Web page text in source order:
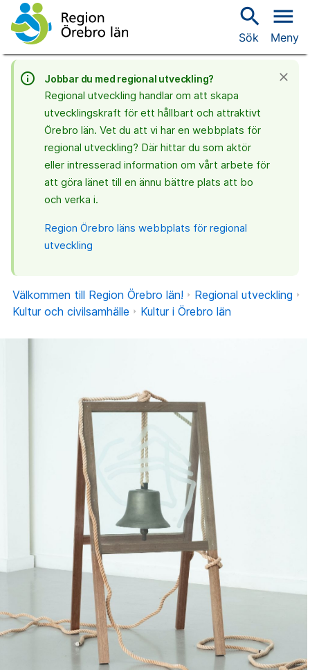
search
Sök
menu
Meny
info_outline
Jobbar du med regional utveckling?
Regional utveckling handlar om att skapa
utvecklingskraft för ett hållbart och attraktivt
Örebro län. Vet du att vi har en webbplats för
regional utveckling? Där hittar du som aktör
eller intresserad information om vårt arbete för
att göra länet till en ännu bättre plats att bo
och verka i.
Region Örebro läns webbplats för regional
utveckling
close
Välkommen till Region Örebro län!
Regional utveckling
Kultur och civilsamhälle
Kultur i Örebro län